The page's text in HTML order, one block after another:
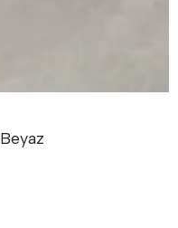
Beyaz